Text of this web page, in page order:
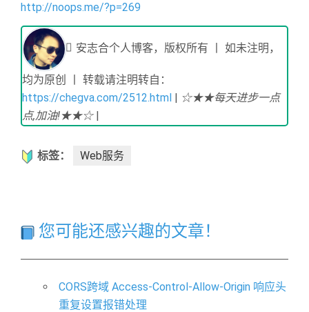
http://noops.me/?p=269
安志合个人博客，版权所有 丨 如未注明，
均为原创 丨 转载请注明转自：
https://chegva.com/2512.html | ☆★★每天进步一点
点,加油!★★☆|
标签： Web服务
您可能还感兴趣的文章！
CORS跨域 Access-Control-Allow-Origin 响应头
重复设置报错处理